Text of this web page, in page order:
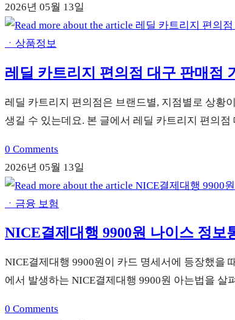
2026년 05월 13일
ㆍ상품정보
레딜 카트리지 편의점 대구 판매점
레딜 카트리지 편의점은 브랜드별, 지점별로 상황
생길 수 있는데요. 본 글에서 레딜 카트리지 편의
0 Comments
2026년 05월 13일
ㆍ금융 보험
NICE결제대행 9900원 나이스 정보
NICE결제대행 9900원이 카드 명세서에 등장했을
에서 발생하는 NICE결제대행 9900원 아는법을 살
0 Comments